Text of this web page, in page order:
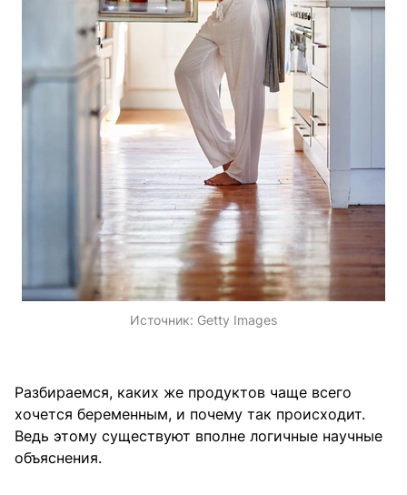
Источник: Getty Images
Разбираемся, каких же продуктов чаще всего
хочется беременным, и почему так происходит.
Ведь этому существуют вполне логичные научные
объяснения.